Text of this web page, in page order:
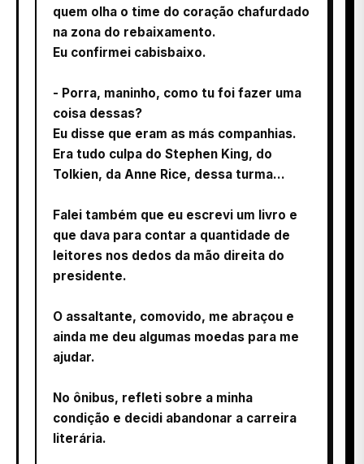
quem olha o time do coração chafurdado
na zona do rebaixamento.
Eu confirmei cabisbaixo.
- Porra, maninho, como tu foi fazer uma
coisa dessas?
Eu disse que eram as más companhias.
Era tudo culpa do Stephen King, do
Tolkien, da Anne Rice, dessa turma…
Falei também que eu escrevi um livro e
que dava para contar a quantidade de
leitores nos dedos da mão direita do
presidente.
O assaltante, comovido, me abraçou e
ainda me deu algumas moedas para me
ajudar.
No ônibus, refleti sobre a minha
condição e decidi abandonar a carreira
literária.